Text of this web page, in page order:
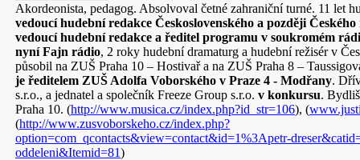
Akordeonista, pedagog. Absolvoval četné zahraniční turné. 11 let
vedoucí hudební redakce Československého a později Českého
vedoucí hudební redakce a ředitel programu v soukromém
nyní Fajn rádio, 2 roky hudební dramaturg a hudební režisér v
působil na ZUŠ Praha 10 – Hostivař a na ZUŠ Praha 8 –
je ředitelem ZUŠ Adolfa Voborského v Praze 4 - Modřany.
s.r.o., a jednatel a společník Freeze Group s.r.o. v konkursu.
Praha 10. (http://www.musica.cz/index.php?id_str=106), (
(http://www.zusvoborskeho.cz/index.php?
option=com_qcontacts&view=contact&id=1%3Apetr-
oddeleni&Itemid=81)